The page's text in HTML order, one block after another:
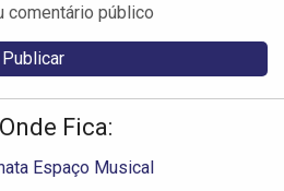
comentário público
Fica:
Espaço Musical